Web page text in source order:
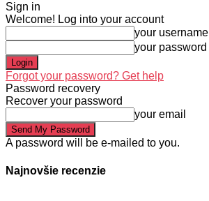
Sign in
Welcome! Log into your account
your username
your password
Forgot your password? Get help
Password recovery
Recover your password
your email
A password will be e-mailed to you.
Najnovšie recenzie